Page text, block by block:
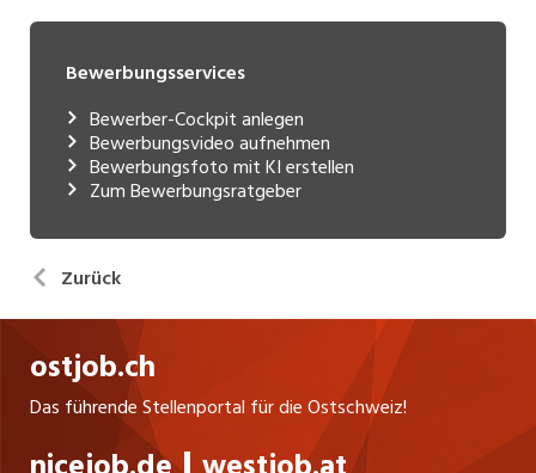
Bewerbungsservices
Bewerber-Cockpit anlegen
Bewerbungsvideo aufnehmen
Bewerbungsfoto mit KI erstellen
Zum Bewerbungsratgeber
Zurück
ostjob.ch
Das führende Stellenportal für die Ostschweiz!